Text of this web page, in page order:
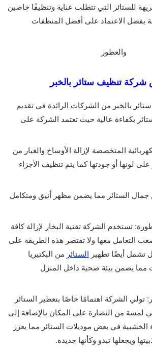
للستائر التي تتطلب عناية وتنظيفًا خاصين
يفضل الاعتماد على أفضل المنظفات
والعطور
تنظيف ستائر بالخبر
بالخبر من الشركات الرائدة في تقديم
بكفاءة عالية حيث تعتمد الشركة على
المتخصصة لإزالة الأوساخ والغبار من
على لونها أو جودتها كما يتم تنظيف الأجزاء
جمال الستائر مما يضمن مظهر أنيق ومتكامل
تستخدم الشركة تقنية البخار لإزالة كافة
التعامل معها ولا تقتصر هذه الطريقة على
تشمل أيضًا تطهير الستائر من البكتيريا
مما يضمن بيئة صحية داخل المنزل
تولي الشركة اهتمامًا خاصًا بتعطير الستائر
لمسة من النضارة على المكان بالإضافة إلى
الخشبية في بعض موديلات الستائر مما يعزز
ويجعلها تبدو وكأنها جديدة.